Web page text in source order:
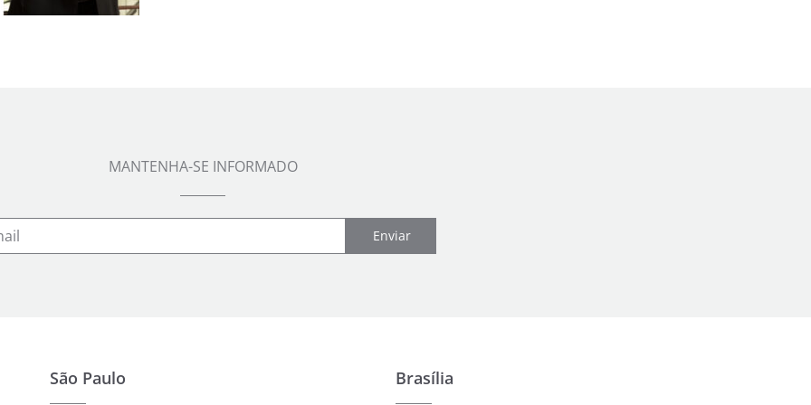
MANTENHA-SE INFORMADO
Enviar
São Paulo Brasília